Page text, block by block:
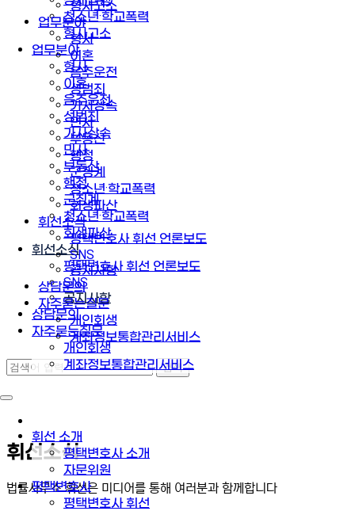
청소년·학교폭력
형사고소
업무분야
형사
이혼
음주운전
성범죄
가사상속
민사
부동산
행정
군징계
청소년·학교폭력
회생파산
휘선소식
평택변호사 휘선 언론보도
SNS
공지사항
상담문의
자주묻는질문
개인회생
계좌정보통합관리서비스
휘선 소개
평택변호사 소개
자문위원
평택변호사
평택변호사 휘선
형사고소
업무분야
형사
이혼
음주운전
성범죄
가사상속
민사
부동산
행정
군징계
청소년·학교폭력
회생파산
휘선소식
평택변호사 휘선 언론보도
SNS
공지사항
상담문의
자주묻는질문
개인회생
계좌정보통합관리서비스
휘선소식
법률사무소 휘선은 미디어를 통해 여러분과 함께합니다